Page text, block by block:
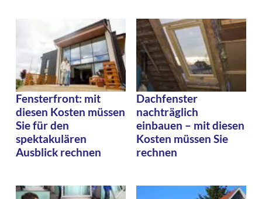
Fensterfront: mit
diesen Kosten müssen
Sie für den
spektakulären
Ausblick rechnen
Dachfenster
nachträglich
einbauen – mit diesen
Kosten müssen Sie
rechnen